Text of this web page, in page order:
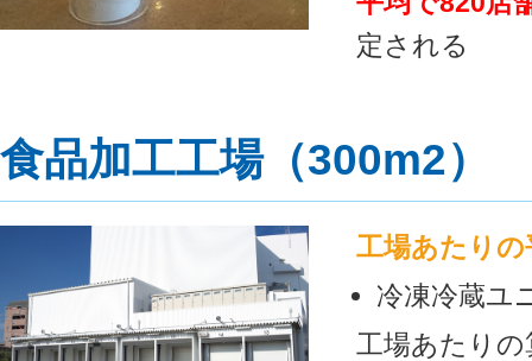
定される
食品加工工場（300m2）
工場あたりの
冷凍冷蔵ユ
工場あたり